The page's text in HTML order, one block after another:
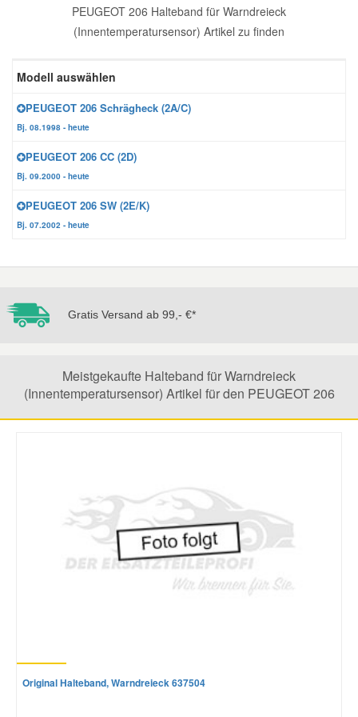
PEUGEOT 206 Halteband für Warndreieck
(Innentemperatursensor) Artikel zu finden
Modell auswählen
PEUGEOT 206 Schrägheck (2A/C)
Bj. 08.1998 - heute
PEUGEOT 206 CC (2D)
Bj. 09.2000 - heute
PEUGEOT 206 SW (2E/K)
Bj. 07.2002 - heute
Gratis Versand ab 99,- €*
Meistgekaufte Halteband für Warndreieck
(Innentemperatursensor) Artikel für den PEUGEOT 206
Original Halteband, Warndreieck 637504
Scheibenreinigung
Zündanlage und Glühanlage
Reparatur-Zubehör
Karosserie Werkzeug
Schlüsselgehäuse
Werkstattbedarf
Winter-Autozubehör
Daewoo Ersatzteile
Daihatsu Ersatzteile
Dodge Ersatzteile
Honda Ersatzteile
Hyundai Ersatzteile
Kia Ersatzteile
Mazda Ersatzteile
Mitsubishi Ersatzteile
Seat Ersatzteile